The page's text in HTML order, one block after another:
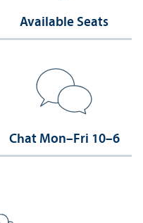
Available Seats
Chat Mon–Fri 10–6